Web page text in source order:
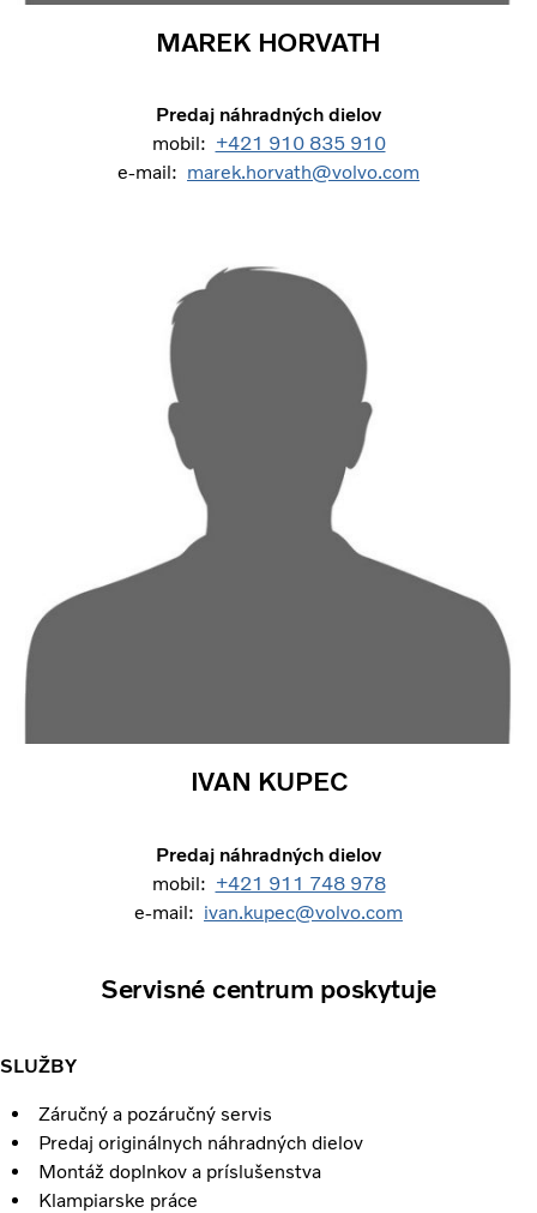
MAREK HORVATH
Predaj náhradných dielov
mobil: +421 910 835 910
e-mail: marek.horvath@volvo.com
IVAN KUPEC
Predaj náhradných dielov
mobil: +421 911 748 978
e-mail: ivan.kupec@volvo.com
Servisné centrum poskytuje
SLUŽBY
Záručný a pozáručný servis
Predaj originálnych náhradných dielov
Montáž doplnkov a príslušenstva
Klampiarske práce